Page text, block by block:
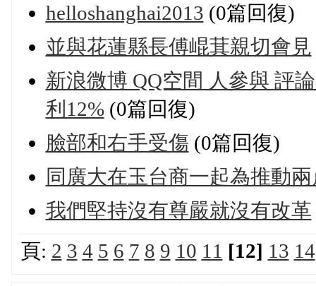
helloshanghai2013 (0篇回復)
並與花蓮縣長傅崐萁親切會見
新浪微博 QQ空間 人參與 評
利12%(0篇回復)
臉部和右手受傷 (0篇回復)
同廣大在玉台商一起為推動
我們堅持沒有尊嚴就沒有改革
頁: 2 3 4 5 6 7 8 9 10 11 [12] 13 14